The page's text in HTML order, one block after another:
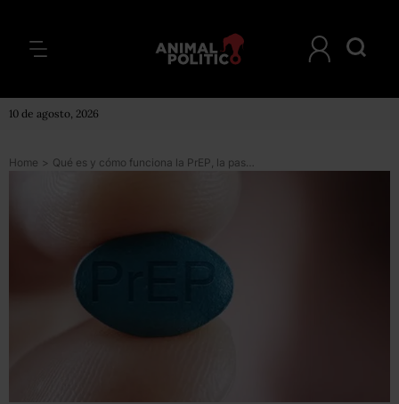
10 de agosto, 2026
Home > Qué es y cómo funciona la PrEP, la pastilla para prevenir el VIH que se empezará repartir gratis en Chile en 2019